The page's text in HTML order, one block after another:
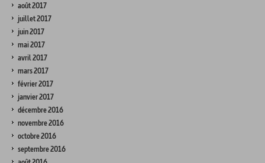
août 2017
juillet 2017
juin 2017
mai 2017
avril 2017
mars 2017
février 2017
janvier 2017
décembre 2016
novembre 2016
octobre 2016
septembre 2016